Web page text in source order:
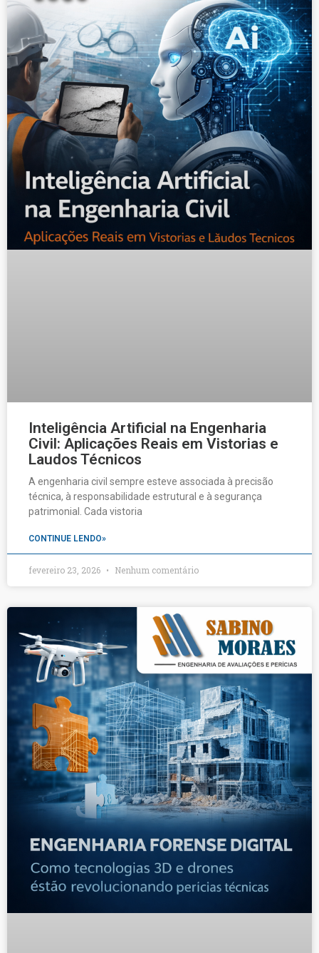
Inteligência Artificial na Engenharia
Civil: Aplicações Reais em Vistorias e
Laudos Técnicos
A engenharia civil sempre esteve associada à precisão
técnica, à responsabilidade estrutural e à segurança
patrimonial. Cada vistoria
CONTINUE LENDO»
fevereiro 23, 2026 Nenhum comentário